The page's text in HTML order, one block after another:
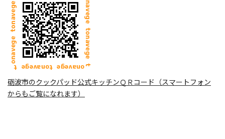
砺波市のクックパッド公式キッチンＱＲコード（スマートフォン
からもご覧になれます）